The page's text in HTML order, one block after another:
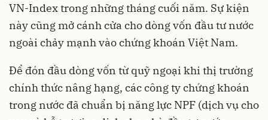
VN-Index trong những tháng cuối năm. Sự kiện
này cũng mở cánh cửa cho dòng vốn đầu tư nước
ngoài chảy mạnh vào chứng khoán Việt Nam.
Để đón đầu dòng vốn từ quỹ ngoại khi thị trường
chính thức nâng hạng, các công ty chứng khoán
trong nước đã chuẩn bị năng lực NPF (dịch vụ cho